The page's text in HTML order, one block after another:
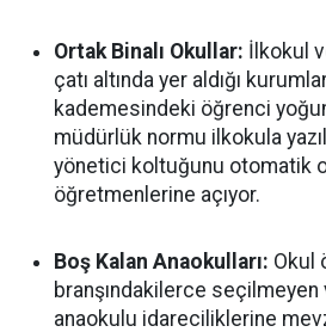
Ortak Binalı Okullar: İlkokul
çatı altında yer aldığı
kademesindeki öğrenci
müdürlük normu ilkokula
yönetici koltuğunu otomatik
öğretmenlerine açıyor.
Boş Kalan Anaokulları: Okul
branşındakilerce seçilmeyen
anaokulu idareciliklerine